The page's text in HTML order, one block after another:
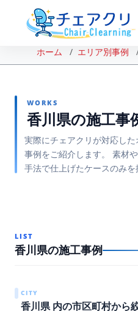
ホーム エリア別事例
WORKS
香川県の施工事
実際にチェアクリが対応し
事例をご紹介します。 素材
手法で仕上げたケースのみを
LIST
香川県の施工事例
CITY
香川県 内の市区町村から